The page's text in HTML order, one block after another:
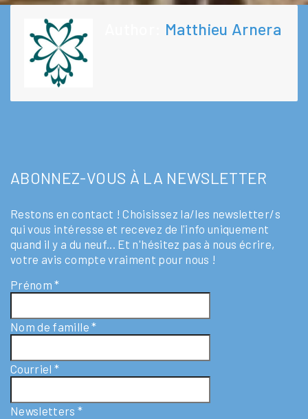
Matthieu Arnera
ABONNEZ-VOUS À LA NEWSLETTER
Restons en contact ! Choisissez la/les newsletter/s
qui vous intéresse et recevez de l'info uniquement
quand il y a du neuf... Et n'hésitez pas à nous écrire,
votre avis compte vraiment pour nous !
Prénom*
Nom de famille*
Courriel*
Newsletters*